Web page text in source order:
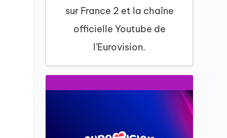
sur France 2 et la chaîne
officielle Youtube de
l'Eurovision.